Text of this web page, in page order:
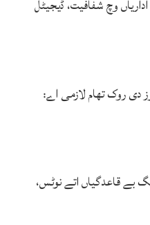
وچ شفافیت، ڈیجیٹل
روک تھام لازمی اے:
بے قاعدگیاں اتے نوٹس،